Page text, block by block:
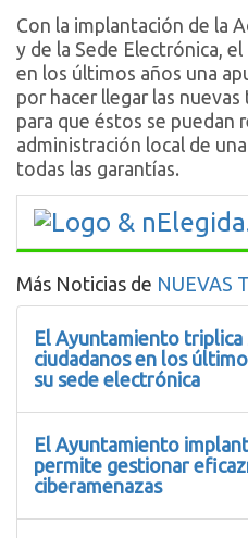
Con la implantación de la
y de la Sede Electrónica,
en los últimos años una
por hacer llegar las
para que éstos se puedan
administración local de
todas las garantías.
Más Noticias de NUEVAS
El Ayuntamiento triplica
ciudadanos en los
su sede electrónica
El Ayuntamiento
permite gestionar
ciberamenazas